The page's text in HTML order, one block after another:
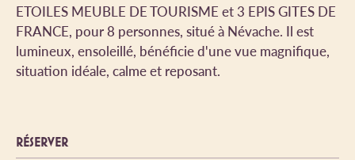
ETOILES MEUBLE DE TOURISME et 3 EPIS GITES DE
FRANCE, pour 8 personnes, situé à Névache. Il est
lumineux, ensoleillé, bénéficie d'une vue magnifique,
situation idéale, calme et reposant.
RÉSERVER